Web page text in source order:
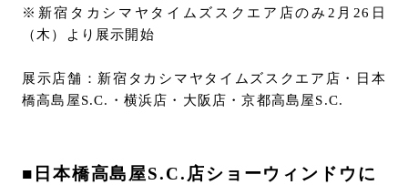
※新宿タカシマヤタイムズスクエア店のみ2月26日
（木）より展示開始
展示店舗：新宿タカシマヤタイムズスクエア店・日本
橋高島屋S.C.・横浜店・大阪店・京都高島屋S.C.
■日本橋高島屋S.C.店ショーウィンドウに